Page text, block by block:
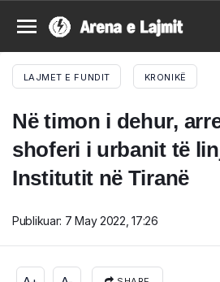
LAJMET E FUNDIT KRONIKË
Në timon i dehur,
shoferi i urbanit të
Institutit në Tiranë
Publikuar: 7 May 2022, 17:26